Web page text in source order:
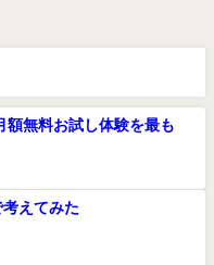
無料お試し体験を最も
えてみた